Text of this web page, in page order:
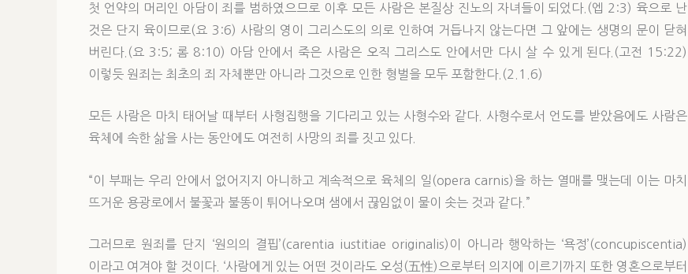
첫 언약의 머리인 아담이 죄를 범하였으므로 이후 모든 사람은 본질상 진노의 자녀들이 되었다.(엡 2:3) 육으로 난
것은 단지 육이므로(요 3:6) 사람의 영이 그리스도의 의로 인하여 거듭나지 않는다면 그 앞에는 생명의 문이 닫혀
버린다.(요 3:5; 롬 8:10) 아담 안에서 죽은 사람은 오직 그리스도 안에서만 다시 살 수 있게 된다.(고전 15:22)
이렇듯 원죄는 최초의 죄 자체뿐만 아니라 그것으로 인한 형벌을 모두 포함한다.(2.1.6)
모든 사람은 마치 태어날 때부터 사형집행을 기다리고 있는 사형수와 같다. 사형수로서 언도를 받았음에도 사람은
육체에 속한 삶을 사는 동안에도 여전히 사망의 죄를 짓고 있다.
“이 부패는 우리 안에서 없어지지 아니하고 계속적으로 육체의 일(opera carnis)을 하는 열매를 맺는데 이는 마치
뜨거운 용광로에서 불꽃과 불똥이 튀어나오며 샘에서 끊임없이 물이 솟는 것과 같다.”
그러므로 원죄를 단지 ‘원의의 결핍’(carentia iustitiae originalis)이 아니라 행악하는 ‘욕정’(concupiscentia)
이라고 여겨야 할 것이다. ‘사람에게 있는 어떤 것이라도 오성(五性)으로부터 의지에 이르기까지 또한 영혼으로부터